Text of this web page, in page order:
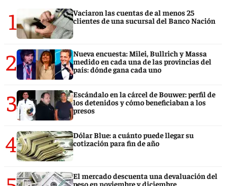
1
Vaciaron las cuentas de al menos 25
clientes de una sucursal del Banco Nación
2
Nueva encuesta: Milei, Bullrich y Massa
medido en cada una de las provincias del
país: dónde gana cada uno
3
Escándalo en la cárcel de Bouwer: perfil de
los detenidos y cómo beneficiaban a los
presos
4
Dólar Blue: a cuánto puede llegar su
cotización para fin de año
El mercado descuenta una devaluación del
peso en noviembre y diciembre